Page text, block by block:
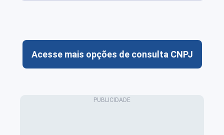
Acesse mais opções de consulta CNPJ